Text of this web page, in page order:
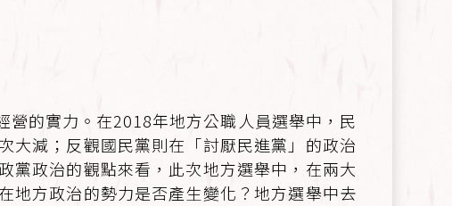
的實力。在2018年地方公職人員選舉中，民
大減；反觀國民黨則在「討厭民進黨」的政治
黨政治的觀點來看，此次地方選舉中，在兩大
地方政治的勢力是否產生變化？地方選舉中去